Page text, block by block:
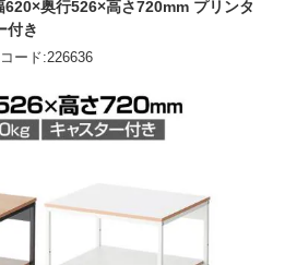
奥行526×高さ720mm プリンタ
付き
ード:226636